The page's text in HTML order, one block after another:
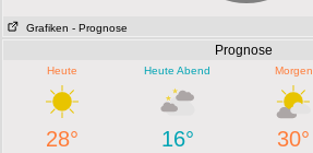
Grafiken - Prognose
Prognose
Heute Heute Abend Morgen
28° 16° 30°